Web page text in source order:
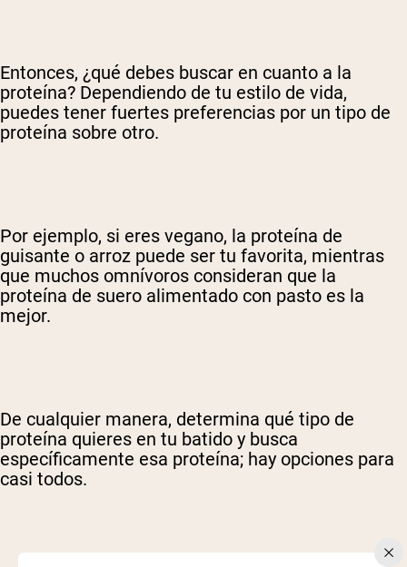
Entonces, ¿qué debes buscar en cuanto a la
proteína? Dependiendo de tu estilo de vida,
puedes tener fuertes preferencias por un tipo de
proteína sobre otro.
Por ejemplo, si eres vegano, la proteína de
guisante o arroz puede ser tu favorita, mientras
que muchos omnívoros consideran que la
proteína de suero alimentado con pasto es la
mejor.
De cualquier manera, determina qué tipo de
proteína quieres en tu batido y busca
específicamente esa proteína; hay opciones para
casi todos.